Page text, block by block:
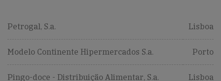
Petrogal, S.a. Lisboa
Modelo Continente Hipermercados S.a. Porto
Pingo-doce - Distribuição Alimentar, S.a. Lisboa